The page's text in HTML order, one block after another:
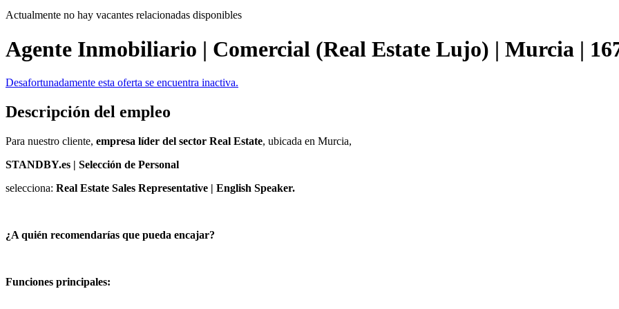
Actualmente no hay vacantes relacionadas disponibles
Agente Inmobiliario | Comercial (Real Estate Lujo) | Murcia |
Desafortunadamente esta oferta se encuentra inactiva.
Descripción del empleo
Para nuestro cliente, empresa líder del sector Real Estate, ubicada en Murcia,
STANDBY.es | Selección de Personal
selecciona: Real Estate Sales Representative | English Speaker.
¿A quién recomendarías que pueda encajar?
Funciones principales: